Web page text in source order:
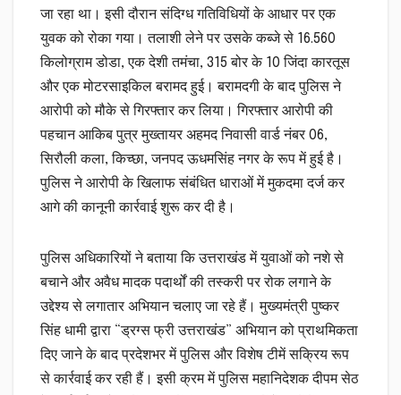
जा रहा था। इसी दौरान संदिग्ध गतिविधियों के आधार पर एक
युवक को रोका गया। तलाशी लेने पर उसके कब्जे से 16.560
किलोग्राम डोडा, एक देशी तमंचा, 315 बोर के 10 जिंदा कारतूस
और एक मोटरसाइकिल बरामद हुई। बरामदगी के बाद पुलिस ने
आरोपी को मौके से गिरफ्तार कर लिया। गिरफ्तार आरोपी की
पहचान आकिब पुत्र मुख्तायर अहमद निवासी वार्ड नंबर 06,
सिरौली कला, किच्छा, जनपद ऊधमसिंह नगर के रूप में हुई है।
पुलिस ने आरोपी के खिलाफ संबंधित धाराओं में मुकदमा दर्ज कर
आगे की कानूनी कार्रवाई शुरू कर दी है।
पुलिस अधिकारियों ने बताया कि उत्तराखंड में युवाओं को नशे से
बचाने और अवैध मादक पदार्थों की तस्करी पर रोक लगाने के
उद्देश्य से लगातार अभियान चलाए जा रहे हैं। मुख्यमंत्री पुष्कर
सिंह धामी द्वारा “ड्रग्स फ्री उत्तराखंड” अभियान को प्राथमिकता
दिए जाने के बाद प्रदेशभर में पुलिस और विशेष टीमें सक्रिय रूप
से कार्रवाई कर रही हैं। इसी क्रम में पुलिस महानिदेशक दीपम सेठ